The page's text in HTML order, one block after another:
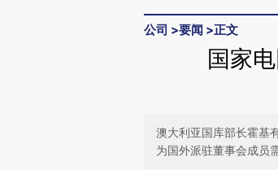
公司 >要闻 >正文
国家
澳大利亚国库部长霍基
为国外派驻董事会成员